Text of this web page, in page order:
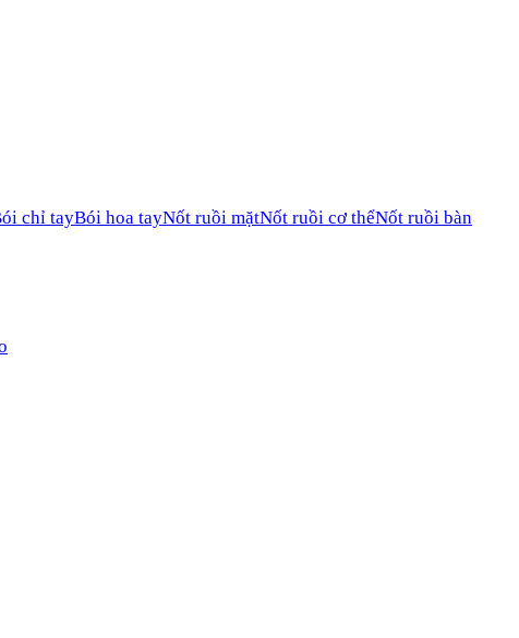
chỉ tayBói hoa tayNốt ruồi mặtNốt ruồi cơ thểNốt ruồi bàn